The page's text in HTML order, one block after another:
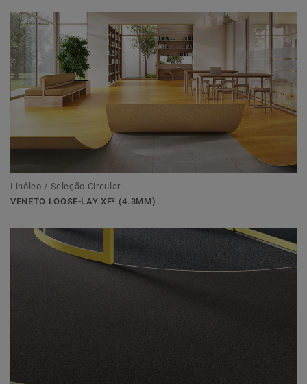
Linóleo / Seleção Circular
VENETO LOOSE-LAY XF² (4.3MM)